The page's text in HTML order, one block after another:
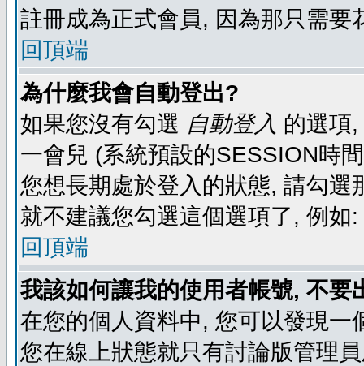
註冊成為正式會員, 因為那只需要
回頂端
為什麼我會自動登出?
如果您沒有勾選 自動登入 的選項
一會兒 (系統預設的SESSION時
您想長期處於登入的狀態, 請勾
就不建議您勾選這個選項了, 例
回頂端
我該如何讓我的使用者帳號, 不
在您的個人資料中, 您可以發現一
您在線上狀態就只有討論版管理